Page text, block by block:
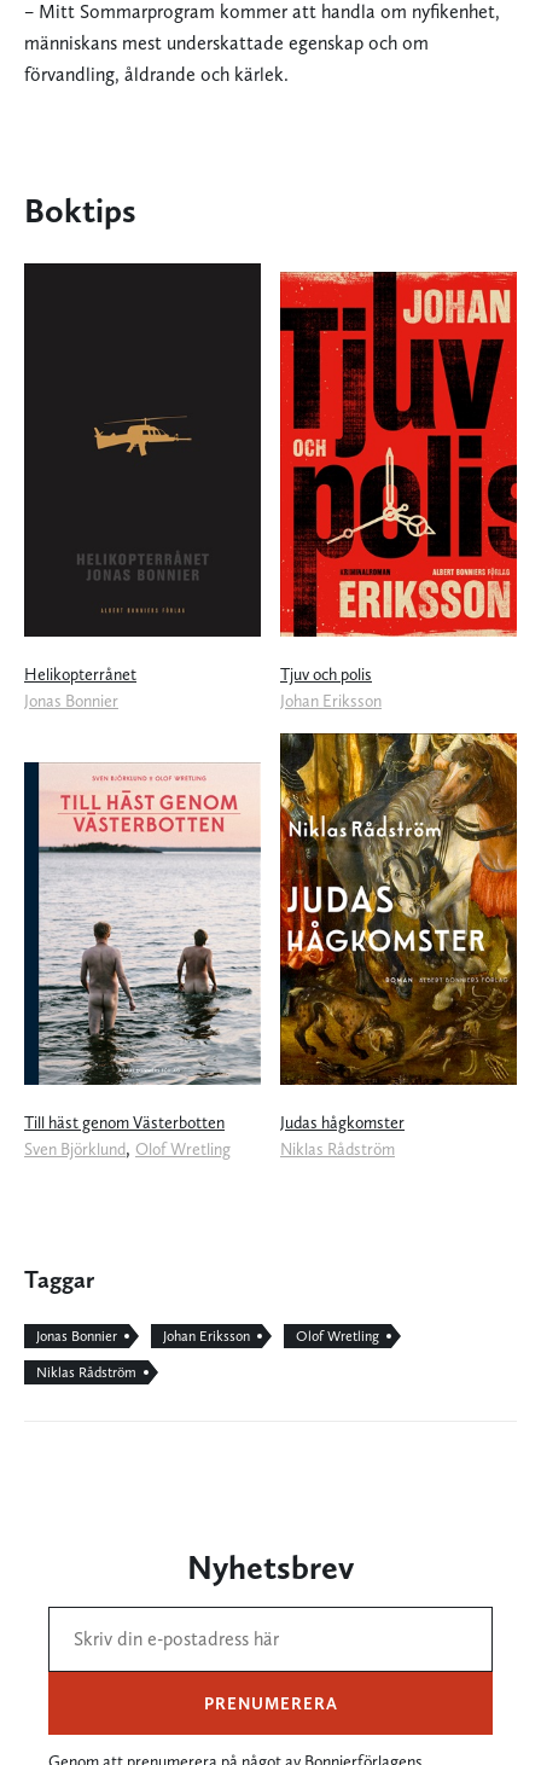
– Mitt Sommarprogram kommer att handla om nyfikenhet,
människans mest underskattade egenskap och om
förvandling, åldrande och kärlek.
Boktips
Helikopterrånet
Jonas Bonnier
Tjuv och polis
Johan Eriksson
Till häst genom Västerbotten
Sven Björklund, Olof Wretling
Judas hågkomster
Niklas Rådström
Taggar
Jonas Bonnier Johan Eriksson Olof Wretling
Niklas Rådström
Nyhetsbrev
PRENUMERERA